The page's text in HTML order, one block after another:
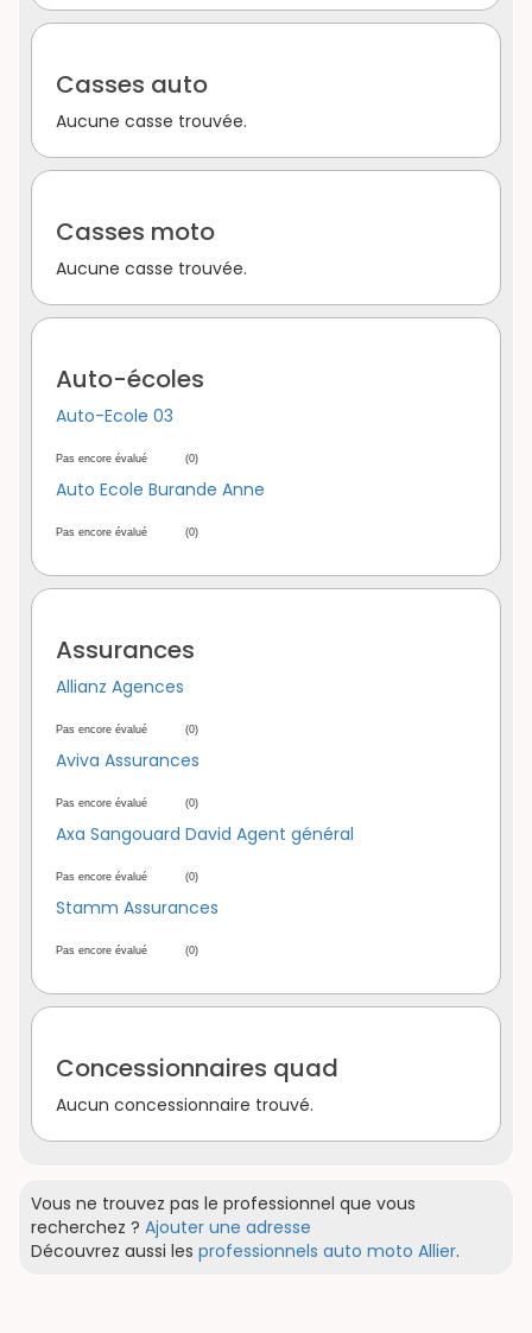
Casses auto
Aucune casse trouvée.
Casses moto
Aucune casse trouvée.
Auto-écoles
Auto-Ecole 03
Pas encore évalué (0)
Auto Ecole Burande Anne
Pas encore évalué (0)
Assurances
Allianz Agences
Pas encore évalué (0)
Aviva Assurances
Pas encore évalué (0)
Axa Sangouard David Agent général
Pas encore évalué (0)
Stamm Assurances
Pas encore évalué (0)
Concessionnaires quad
Aucun concessionnaire trouvé.
Vous ne trouvez pas le professionnel que vous
recherchez ? Ajouter une adresse
Découvrez aussi les professionnels auto moto Allier.